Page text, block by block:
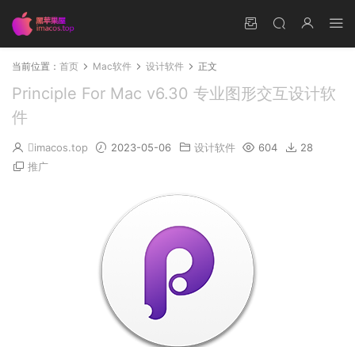
当前位置： 首页 Mac软件 设计软件 正文
Principle For Mac v6.30 专业图形交互设计软
件
imacos.top 2023-05-06 设计软件 604
28
推广